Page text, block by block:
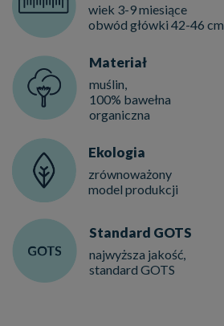
wiek 3-9 miesiące
obwód główki 42-46 cm
Materiał
muślin,
100% bawełna
organiczna
Ekologia
zrównoważony
model produkcji
Standard GOTS
najwyższa jakość,
standard GOTS